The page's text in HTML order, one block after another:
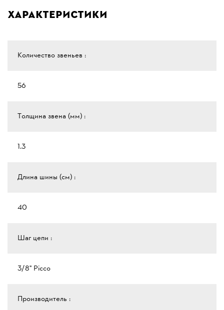
Характеристики
Количество звеньев :
56
Толщина звена (мм) :
1.3
Длина шины (см) :
40
Шаг цепи :
3/8" Рicco
Производитель :